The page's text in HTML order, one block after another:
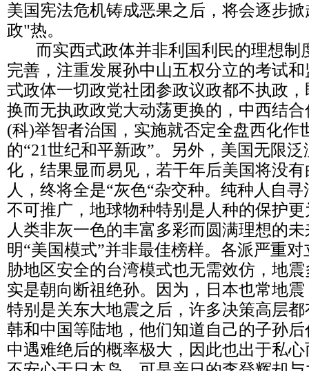
美国宪法危机铸成恶果之后，将会逐步
政"热。
而实西式政体并非利国利民的理想制
完善，注重发展孙中山五权分立的考试
式政体一切政党社团参政议政都不执政
换而无执政政党大动荡更换的，中西结
(科)举智者治国，实施就否定全盘西化作
的“21世纪和平新政”。另外，美国无限
化，结果显而易见，若干年后美国将没
人，终将全是“灰色“杂交种。纯种人自
不可推广，地球物种特别是人种的保护
人类非灰一色的丰富多彩而圆满理想的
明“美国模式”并非最佳榜样。各派严重
胁地区安全的台湾模式也无需效仿，地
实是朝向断祖绝孙。因为，日本也常地
特别是关东大地震之后，许多决策高层
韩和中国等陆地，他们知道自己的子孙
中遇难绝后的概率极大，因此也出于私